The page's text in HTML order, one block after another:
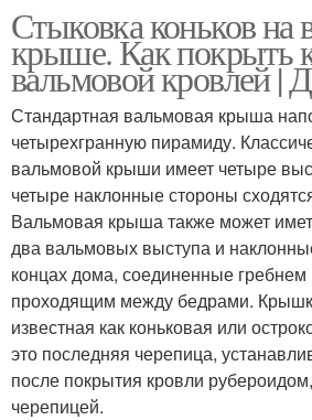
Стыковка коньков на
крыше. Как покрыть
вальмовой кровлей |
Стандартная вальмовая крыша
четырехгранную пирамиду.
вальмовой крыши имеет четыре
четыре наклонные стороны
Вальмовая крыша также может
два вальмовых выступа и
концах дома, соединенные гребнем
проходящим между бедрами.
известная как коньковая или
это последняя черепица,
после покрытия кровли
черепицей.